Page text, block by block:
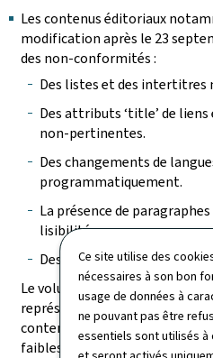
Ce site utilise des
nécessaires à son bon
usage de données à
ne pouvant pas être
essentiels sont utilisés
Les contenus éditoriaux
modification après le 23
des non-conformités :
Des listes et des intertitres
Des attributs ‘title’ de
non-pertinentes.
Des changements de
programmatiquement.
La présence de
lisibilité.
Des tableaux
Le volume des pages à vérifier
représente une charge de
contenus, il a été vérifié que,
faiblesses de structuration,